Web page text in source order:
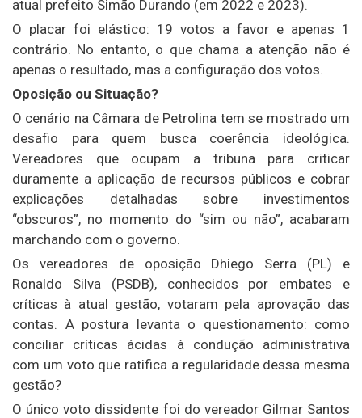
atual prefeito Simão Durando (em 2022 e 2023).
O placar foi elástico: 19 votos a favor e apenas 1
contrário. No entanto, o que chama a atenção não é
apenas o resultado, mas a configuração dos votos.
Oposição ou Situação?
O cenário na Câmara de Petrolina tem se mostrado um
desafio para quem busca coerência ideológica.
Vereadores que ocupam a tribuna para criticar
duramente a aplicação de recursos públicos e cobrar
explicações detalhadas sobre investimentos
“obscuros”, no momento do “sim ou não”, acabaram
marchando com o governo.
Os vereadores de oposição Dhiego Serra (PL) e
Ronaldo Silva (PSDB), conhecidos por embates e
críticas à atual gestão, votaram pela aprovação das
contas. A postura levanta o questionamento: como
conciliar críticas ácidas à condução administrativa
com um voto que ratifica a regularidade dessa mesma
gestão?
O único voto dissidente foi do vereador Gilmar Santos